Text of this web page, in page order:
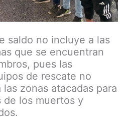
saldo no incluye a las
que se encuentran
pues las
de rescate no
zonas atacadas para
de los muertos y